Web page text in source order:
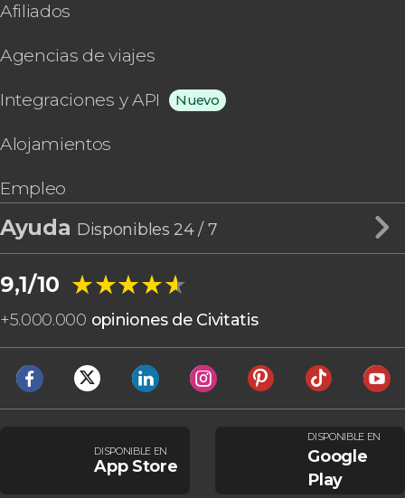
Afiliados
Agencias de viajes
Integraciones y API Nuevo
Alojamientos
Empleo
Ayuda Disponibles 24 / 7
9,1/10 ★★★★★
★★★★★
+5.000.000 opiniones de Civitatis
DISPONIBLE EN
App Store
DISPONIBLE EN
Google
Play